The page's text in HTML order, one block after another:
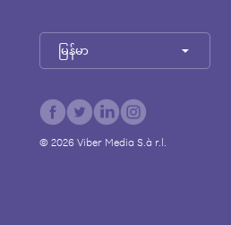
မြန်မာ
© 2026Viber Media S.à r.l.